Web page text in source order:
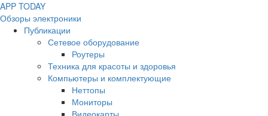
APP TODAY
Обзоры электроники
Публикации
Сетевое оборудование
Роутеры
Техника для красоты и здоровья
Компьютеры и комплектующие
Неттопы
Мониторы
Видеокарты